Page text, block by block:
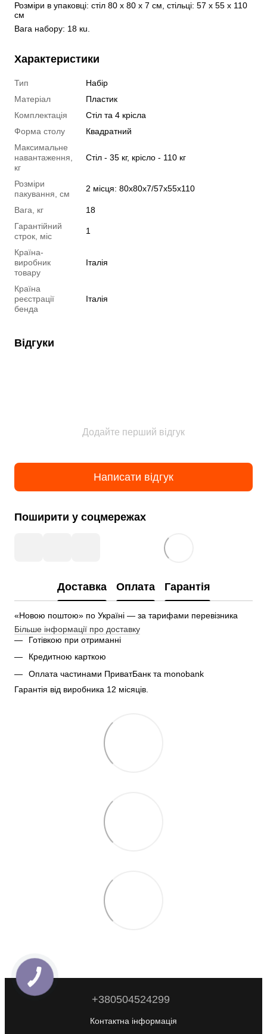
Розміри в упаковці: стіл 80 х 80 х 7 см, стільці: 57 х 55 х 110
см
Вага набору: 18 кu.
Характеристики
Тип
Набір
Матеріал
Пластик
Комплектація
Стіл та 4 крісла
Форма столу
Квадратний
Максимальне
навантаження,
кг
Стіл - 35 кг, крісло - 110 кг
Розміри
пакування, см
2 місця: 80x80x7/57x55x110
Вага, кг
18
Гарантійний
строк, міс
1
Країна-
виробник
товару
Італія
Країна
реєстрації
бенда
Італія
Відгуки
Додайте перший відгук
Написати відгук
Поширити у соцмережах
Доставка Оплата Гарантія
«Новою поштою» по Україні — за тарифами перевізника
Більше інформації про доставку
Готівкою при отриманні
Кредитною карткою
Оплата частинами ПриватБанк та monobank
Гарантія від виробника 12 місяців.
+380504524299
Контактна інформація